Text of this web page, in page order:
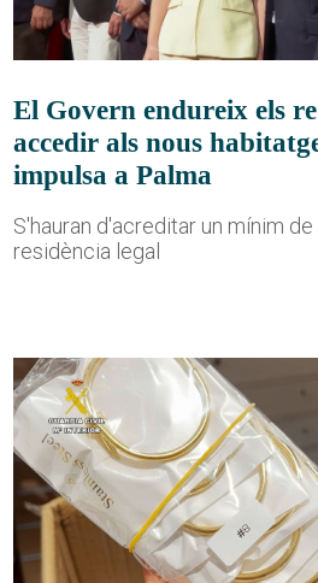
El Govern endureix els
accedir als nous
impulsa a Palma
S'hauran d'acreditar un mínim
residència legal